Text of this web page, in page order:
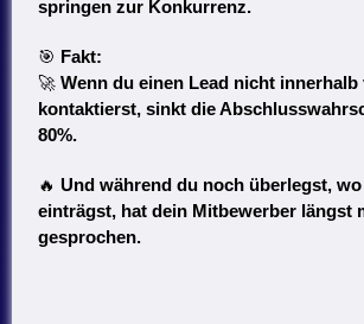
springen zur Konkurrenz.
🎯 Fakt:
🚀 Wenn du einen Lead nicht innerhalb
kontaktierst, sinkt die
80%.
🔥 Und während du noch überlegst, wo
einträgst, hat dein Mitbewerber längst
gesprochen.